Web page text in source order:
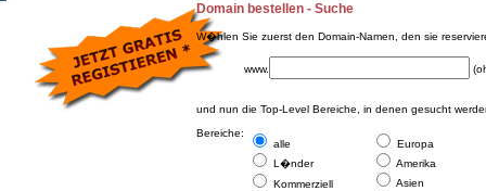
Domain bestellen - Suche
W�hlen Sie zuerst den Domain-Namen, den sie
www.
und nun die Top-Level Bereiche, in denen gesucht
Bereiche:
alle
L�nder
Kommerziell
Europa
Amerika
Asien